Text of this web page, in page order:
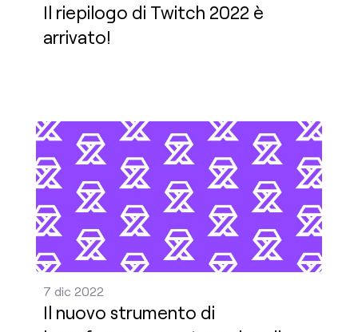
Il riepilogo di Twitch 2022 è
arrivato!
7 dic 2022
Il nuovo strumento di
Il nuovo strumento di beneficenza: per